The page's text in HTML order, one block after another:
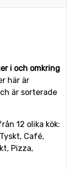
i och omkring
här är
är sorterade
12 olika kök:
Café,
Pizza,